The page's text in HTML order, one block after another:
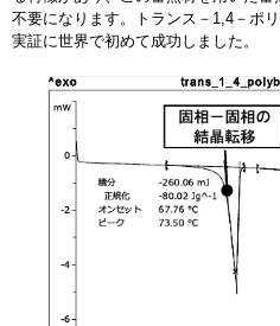
不要になります。トランス－1,4－ポ
実証に世界で初めて成功しました。